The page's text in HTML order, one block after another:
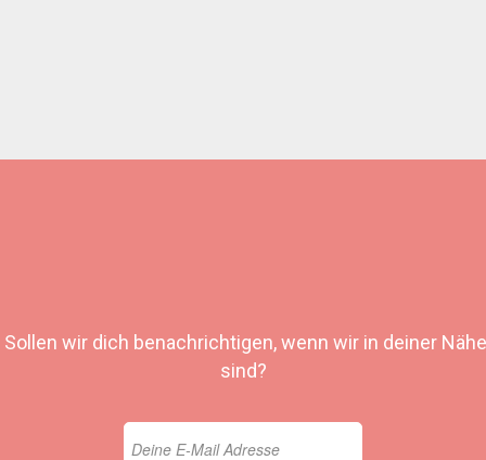
Sollen wir dich benachrichtigen, wenn wir in deiner Nähe
sind?